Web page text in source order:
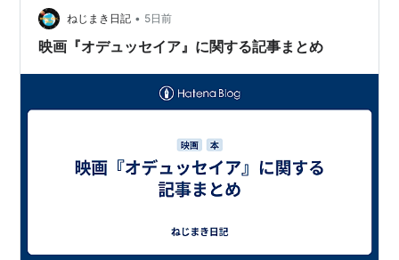
(岩波文庫)
作者:ホメロス,松平千秋
出版社/メーカー: 岩波書店
発売日:1994/09/16
メディア:文庫
購入: 11人クリック: 68回
ホメロス オデュッセイア〈下〉
作者:ホメロス,松平千秋
ねじまき日記 • 5日前
映画『オデュッセイア』に関する記事まとめ